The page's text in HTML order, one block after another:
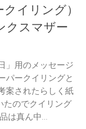
イリング）
クスマザー
」用のメッセージ
パークイリングと
案されたらしく紙
たのでクイリング
は真ん中...